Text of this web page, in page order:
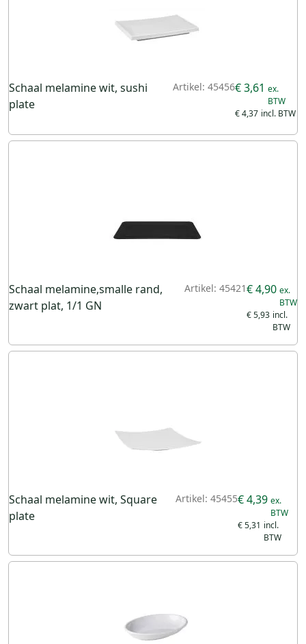
Schaal melamine wit, sushi
plate
Artikel: 45456
€ 4,37
€ 3,61
Schaal melamine,smalle rand,
zwart plat, 1/1 GN
Artikel: 45421
€ 5,93
€ 4,90
Schaal melamine wit, Square
plate
Artikel: 45455
€ 5,31
€ 4,39